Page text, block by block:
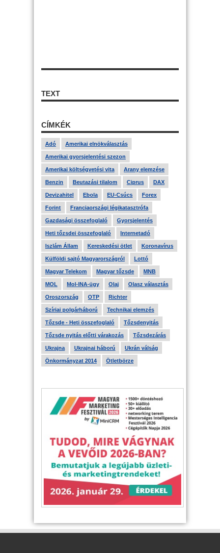
TEXT
CÍMKÉK
Adó Amerikai elnökválasztás
Amerikai gyorsjelentési szezon
Amerikai költségvetési vita Arany elemzése
Benzin Beutazási tilalom Ciprus DAX
Devizahitel Ebola EU-Csúcs Forex
Forint Franciaországi légikatasztrófa
Gazdasági összefoglaló Gyorsjelentés
Heti tőzsdei összefoglaló Internetadó
Iszlám Állam Kereskedési ötlet Koronavírus
Külföldi sajtó Magyarországról Lottó
Magyar Telekom Magyar tőzsde MNB
MOL Mol-INA-ügy Olaj Olasz választás
Oroszország OTP Richter
Szíriai polgárháború Technikai elemzés
Tőzsde - Heti összefoglaló Tőzsdenyitás
Tőzsde nyitás előtti várakozás Tőzsdezárás
Ukrajna Ukrajnai háború Ukrán válság
Önkormányzat 2014 Ötletbörze